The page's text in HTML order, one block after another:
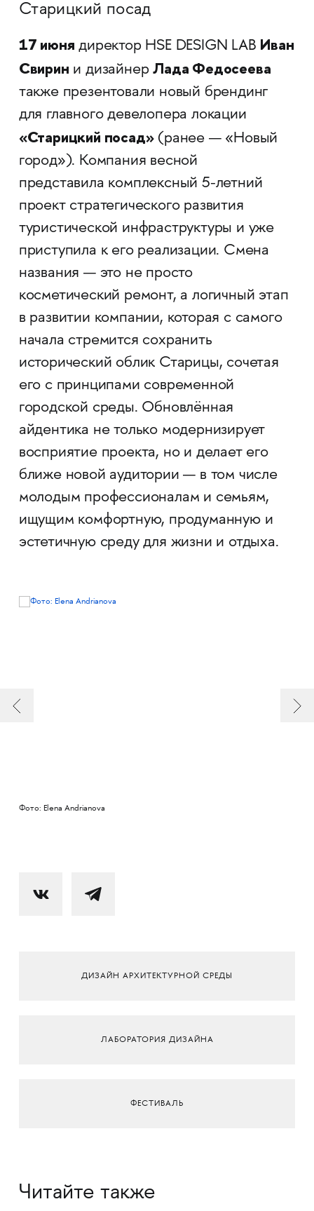
Старицкий посад
17 июня директор HSE DESIGN LAB Иван
Свирин и дизайнерЛада Федосеева
также презентовали новый брендинг
для главного девелопера локации
«Старицкий посад»(ранее — «Новый
город»). Компания весной
представила комплексный 5-летний
проект стратегического развития
туристической инфраструктуры и уже
приступила к его реализации. Смена
названия — это не просто
косметический ремонт, а логичный этап
в развитии компании, которая с самого
начала стремится сохранить
исторический облик Старицы, сочетая
его с принципами современной
городской среды. Обновлённая
айдентика не только модернизирует
восприятие проекта, но и делает его
ближе новой аудитории — в том числе
молодым профессионалам и семьям,
ищущим комфортную, продуманную и
эстетичную среду для жизни и отдыха.
Фото: Elena Andrianova
ДИЗАЙН АРХИТЕКТУРНОЙ СРЕДЫ
ЛАБОРАТОРИЯ ДИЗАЙНА
ФЕСТИВАЛЬ
Читайте также